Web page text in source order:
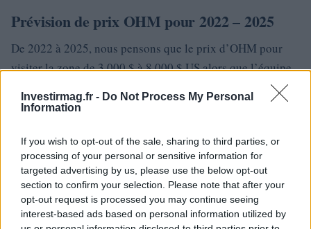
Investirmag.fr - Do Not Process My Personal
Information
If you wish to opt-out of the sale, sharing to third parties, or
processing of your personal or sensitive information for
targeted advertising by us, please use the below opt-out
section to confirm your selection. Please note that after your
opt-out request is processed you may continue seeing
interest-based ads based on personal information utilized by
Prévision de prix OHM pour 2022 – 2025
De 2022 à 2025, nous pensons que le prix d’OHM pour
visiter la zone de 3 000 $ à 8 000 $ US alors que l’équipe
continue de développer ses produits et que ces produits
sont adoptés par le public cible. Cette prévision du prix de
une modélisation prédictive qui suppose que la tendance
actuelle à long terme conduisant le prix de l’OHM se
poursuit dans une direction à la hausse sans recul majeur.
L’analyse fondamentale d’Olympus est cruciale pour